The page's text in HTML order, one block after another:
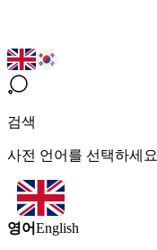
검색
사전 언어를 선택하세요
영어English